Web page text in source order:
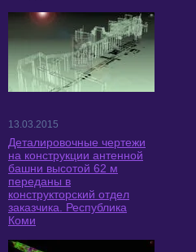
13.03.2015
Деталировочные чертежи
на конструкции антенной
башни высотой 62 м
переданы в
конструкторский отдел
заказчика. Республика
Коми